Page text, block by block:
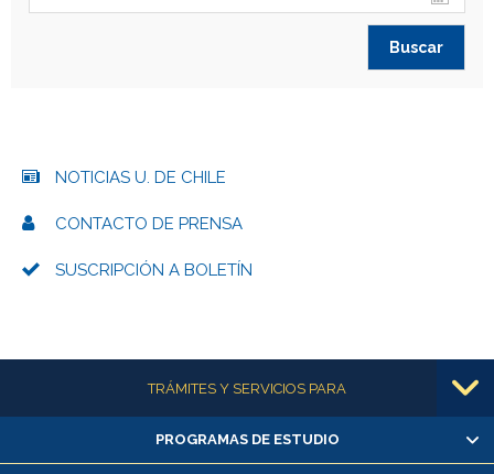
NOTICIAS U. DE CHILE
CONTACTO DE PRENSA
SUSCRIPCIÓN A BOLETÍN
Más informaciónTRÁMITES Y SERVICIOS PARA
Alumnas/os y exalumnas/os
PROGRAMAS DE ESTUDIO